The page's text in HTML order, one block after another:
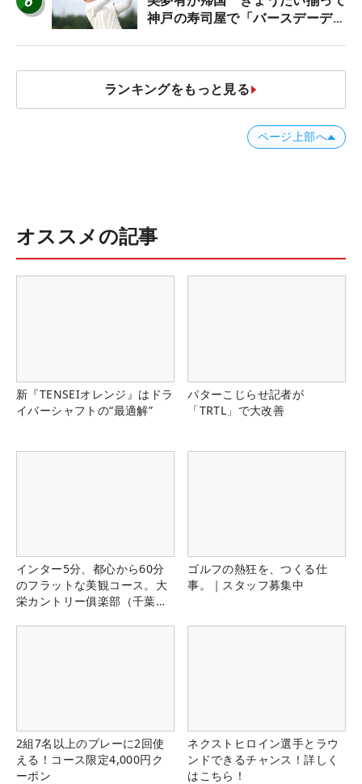
神戸の寿司屋で「バースデーディ
ランキングをもっと見る
ページ上部へ
オススメの記事
新『TENSEIオレンジ』はドラ
イバーシャフトの“最適解”
パターこじらせ記者が
「TRTL」で大改善
インター5分、都心から60分
のフラットな美観コース。大
栄カントリー俱楽部（千葉
ゴルフの熱狂を、つくる仕
事。｜スタッフ募集中
2組7名以上のプレーに2回使
える！コース限定4,000円ク
ーポン
ネクストヒロイン選手とラウ
ンドできるチャンス！詳しく
はこちら！